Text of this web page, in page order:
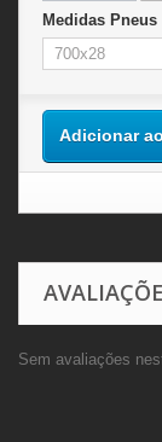
Medidas Pneus
Adicionar
Sem avaliações